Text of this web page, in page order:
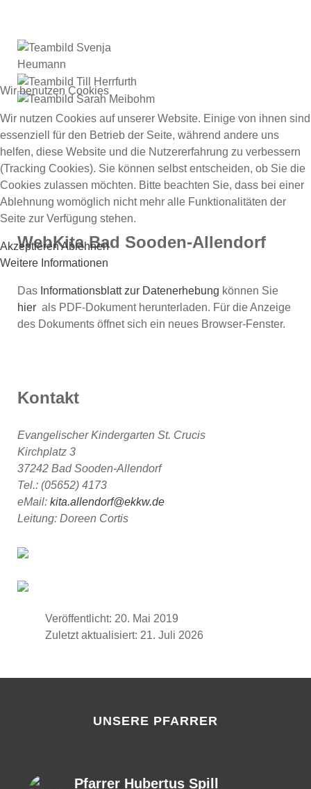
WebKita Bad Sooden-Allendorf
Das Informationsblatt zur Datenerhebung können Sie
hier als PDF-Dokument herunterladen. Für die Anzeige
des Dokuments öffnet sich ein neues Browser-Fenster.
Kontakt
Evangelischer Kindergarten St. Crucis
Kirchplatz 3
37242 Bad Sooden-Allendorf
Tel.: (05652) 4173
eMail: kita.allendorf@ekkw.de
Leitung: Doreen Cortis
Veröffentlicht: 20. Mai 2019
Zuletzt aktualisiert: 21. Juli 2026
UNSERE PFARRER
Pfarrer Hubertus Spill
Wir benutzen Cookies
Wir nutzen Cookies auf unserer Website. Einige von ihnen sind
essenziell für den Betrieb der Seite, während andere uns
helfen, diese Website und die Nutzererfahrung zu verbessern
(Tracking Cookies). Sie können selbst entscheiden, ob Sie die
Cookies zulassen möchten. Bitte beachten Sie, dass bei einer
Ablehnung womöglich nicht mehr alle Funktionalitäten der
Seite zur Verfügung stehen.
AkzeptierenAblehnen
Weitere Informationen